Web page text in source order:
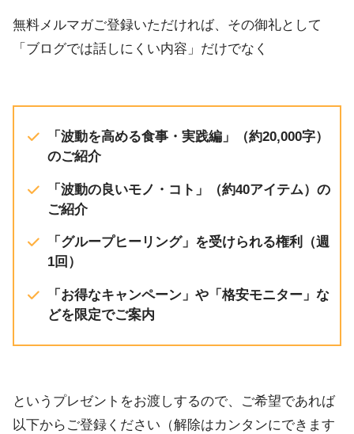
無料メルマガご登録いただければ、その御礼として
「ブログでは話しにくい内容」だけでなく
「波動を高める食事・実践編」（約20,000字）
のご紹介
「波動の良いモノ・コト」（約40アイテム）の
ご紹介
「グループヒーリング」を受けられる権利（週
1回）
「お得なキャンペーン」や「格安モニター」な
どを限定でご案内
というプレゼントをお渡しするので、ご希望であれば
以下からご登録ください（解除はカンタンにできます